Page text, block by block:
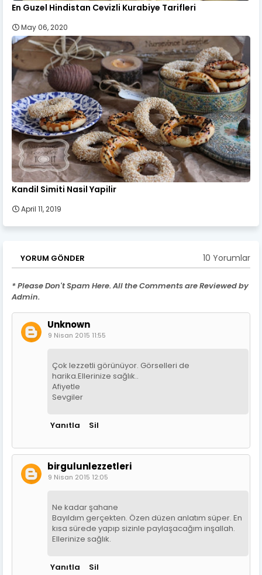
En Guzel Hindistan Cevizli Kurabiye Tarifleri
May 06, 2020
Kandil Simiti Nasil Yapilir
April 11, 2019
YORUM GÖNDER 10 Yorumlar
* Please Don't Spam Here. All the Comments are Reviewed by
Admin.
Unknown
9 Nisan 2015 11:55
Çok lezzetli görünüyor. Görselleri de
harika.Ellerinize sağlık..
Afiyetle
Sevgiler
Yanıtla Sil
birgulunlezzetleri
9 Nisan 2015 12:05
Ne kadar şahane
Bayıldım gerçekten. Özen düzen anlatım süper. En
kısa sürede yapıp sizinle paylaşacağım inşallah.
Ellerinize sağlık.
Yanıtla Sil